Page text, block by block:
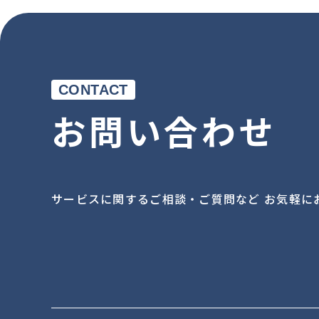
CONTACT
お問い合わせ
サービスに関するご相談・ご質問など お気軽に